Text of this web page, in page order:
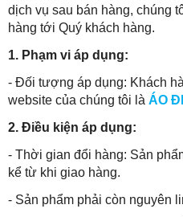
dịch vụ sau bán hàng, chúng
hàng tới Quý khách hàng.
1. Phạm vi áp dụng:
- Đối tượng áp dụng: Khách
website của chúng tôi là ÁO
2. Điều kiện áp dụng:
- Thời gian đổi hàng: Sản
kể từ khi giao hàng.
- Sản phẩm phải còn nguyên